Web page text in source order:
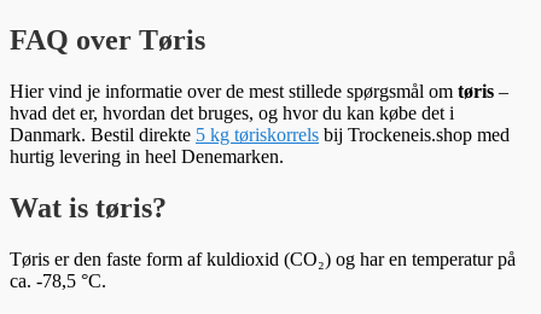
FAQ over Tøris
Hier vind je informatie over de mest stillede spørgsmål om tøris –
hvad det er, hvordan det bruges, og hvor du kan købe det i
Danmark. Bestil direkte 5 kg tøriskorrels bij Trockeneis.shop med
hurtig levering in heel Denemarken.
Wat is tøris?
Tøris er den faste form af kuldioxid (CO₂) og har en temperatur på
ca. -78,5 °C.